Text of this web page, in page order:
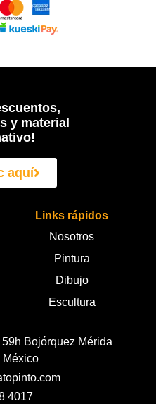
y material
aquí
Links rápidos
Nosotros
Pintura
Dibujo
Escultura
Bojórquez Mérida
México
4017